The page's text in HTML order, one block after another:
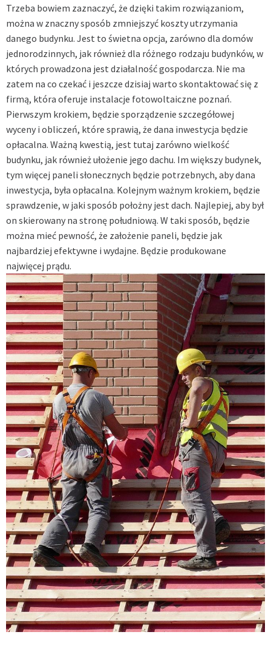
Trzeba bowiem zaznaczyć, że dzięki takim rozwiązaniom,
można w znaczny sposób zmniejszyć koszty utrzymania
danego budynku. Jest to świetna opcja, zarówno dla domów
jednorodzinnych, jak również dla różnego rodzaju budynków, w
których prowadzona jest działalność gospodarcza. Nie ma
zatem na co czekać i jeszcze dzisiaj warto skontaktować się z
firmą, która oferuje instalacje fotowoltaiczne poznań.
Pierwszym krokiem, będzie sporządzenie szczegółowej
wyceny i obliczeń, które sprawią, że dana inwestycja będzie
opłacalna. Ważną kwestią, jest tutaj zarówno wielkość
budynku, jak również ułożenie jego dachu. Im większy budynek,
tym więcej paneli słonecznych będzie potrzebnych, aby dana
inwestycja, była opłacalna. Kolejnym ważnym krokiem, będzie
sprawdzenie, w jaki sposób położny jest dach. Najlepiej, aby był
on skierowany na stronę południową. W taki sposób, będzie
można mieć pewność, że założenie paneli, będzie jak
najbardziej efektywne i wydajne. Będzie produkowane
najwięcej prądu.